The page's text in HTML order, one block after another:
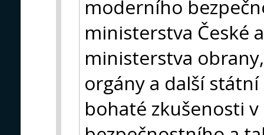
moderního
ministerstva České
ministerstva
orgány a další
bohaté zkušenosti